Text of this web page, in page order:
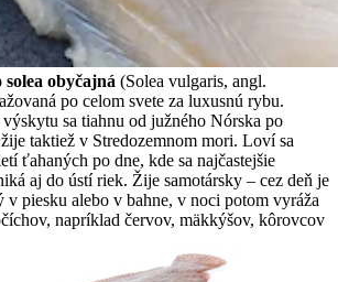
obyčajná (Solea vulgaris, angl.
po celom svete za luxusnú rybu.
sa tiahnu od južného Nórska po
taktiež v Stredozemnom mori. Loví sa
ťahaných po dne, kde sa najčastejšie
aj do ústí riek. Žije samotársky – cez deň je
v piesku alebo v bahne, v noci potom vyráža
napríklad červov, mäkkýšov, kôrovcov